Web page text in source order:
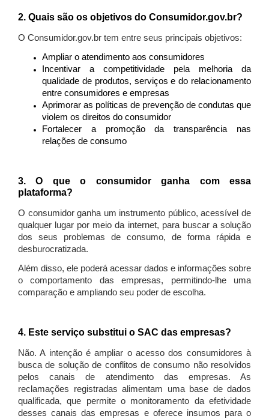
2. Quais são os objetivos do Consumidor.gov.br?
O Consumidor.gov.br tem entre seus principais objetivos:
Ampliar o atendimento aos consumidores
Incentivar a competitividade pela melhoria da
qualidade de produtos, serviços e do relacionamento
entre consumidores e empresas
Aprimorar as políticas de prevenção de condutas que
violem os direitos do consumidor
Fortalecer a promoção da transparência nas
relações de consumo
3. O que o consumidor ganha com essa
plataforma?
O consumidor ganha um instrumento público, acessível de
qualquer lugar por meio da internet, para buscar a solução
dos seus problemas de consumo, de forma rápida e
desburocratizada.
Além disso, ele poderá acessar dados e informações sobre
o comportamento das empresas, permitindo-lhe uma
comparação e ampliando seu poder de escolha.
4. Este serviço substitui o SAC das empresas?
Não. A intenção é ampliar o acesso dos consumidores à
busca de solução de conflitos de consumo não resolvidos
pelos canais de atendimento das empresas. As
reclamações registradas alimentam uma base de dados
qualificada, que permite o monitoramento da efetividade
desses canais das empresas e oferece insumos para o